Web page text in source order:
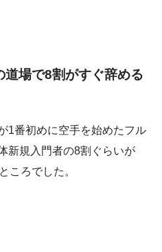
道場で8割がすぐ辞める
1番初めに空手を始めたフル
新規入門者の8割ぐらいが
ころでした。